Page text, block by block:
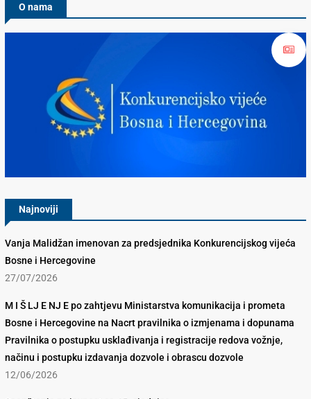
O nama
Najnoviji
Vanja Malidžan imenovan za predsjednika Konkurencijskog vijeća
Bosne i Hercegovine
27/07/2026
M I Š LJ E NJ E po zahtjevu Ministarstva komunikacija i prometa
Bosne i Hercegovine na Nacrt pravilnika o izmjenama i dopunama
Pravilnika o postupku usklađivanja i registracije redova vožnje,
načinu i postupku izdavanja dozvole i obrascu dozvole
12/06/2026